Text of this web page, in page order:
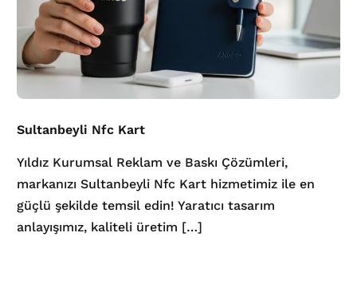
Sultanbeyli Nfc Kart
Yıldız Kurumsal Reklam ve Baskı Çözümleri,
markanızı Sultanbeyli Nfc Kart hizmetimiz ile en
güçlü şekilde temsil edin! Yaratıcı tasarım
anlayışımız, kaliteli üretim […]